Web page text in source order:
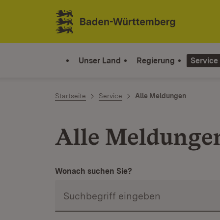
Zum Inhalt springen
Link zur Startseite
Unser Land Regierung Service
Startseite Service Alle Meldungen
Alle
Wonach suchen Sie?